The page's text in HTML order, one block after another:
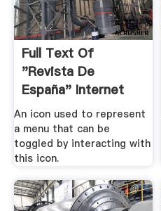
Full Text Of
"Revista De
España" Internet
Archive
An icon used to represent
a menu that can be
toggled by interacting with
this icon.